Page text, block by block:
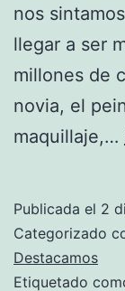
nos
llegar a ser
millones de
novia, el
maquillaje,…
Publicada el 2
Categorizado
Destacamos
Etiquetado